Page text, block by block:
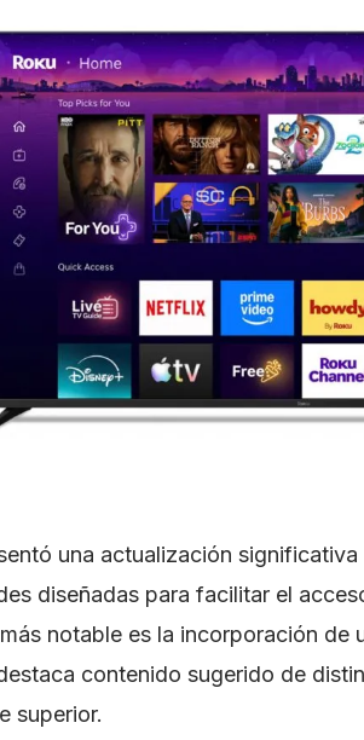
una actualización
diseñadas para facilitar el
notable es la incorporación de
contenido sugerido de
superior.